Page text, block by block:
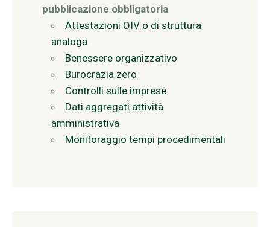
pubblicazione obbligatoria
Attestazioni OIV o di struttura
analoga
Benessere organizzativo
Burocrazia zero
Controlli sulle imprese
Dati aggregati attività
amministrativa
Monitoraggio tempi procedimentali